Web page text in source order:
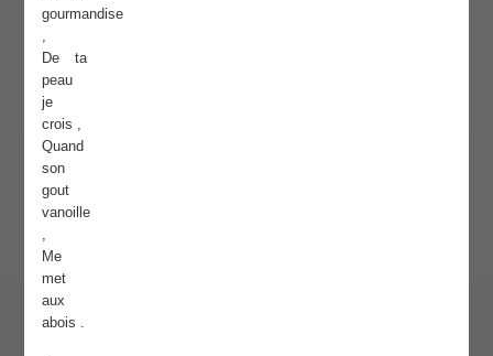
gourmandise
De ta
peau
je
crois ,
Quand
son
gout
vanoille
Me
met
aux
abois .